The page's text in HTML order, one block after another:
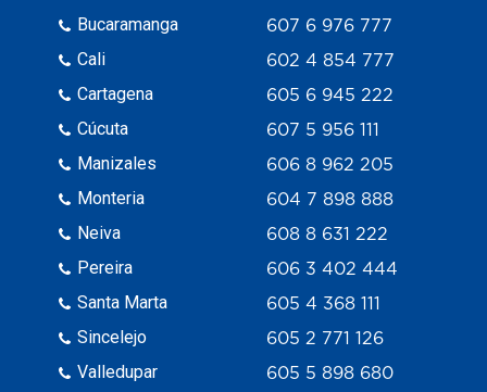
Bucaramanga
Cali
Cartagena
Cúcuta
Manizales
Monteria
Neiva
Pereira
Santa Marta
Sincelejo
Valledupar
607 6 976 777
602 4 854 777
605 6 945 222
607 5 956 111
606 8 962 205
604 7 898 888
608 8 631 222
606 3 402 444
605 4 368 111
605 2 771 126
605 5 898 680